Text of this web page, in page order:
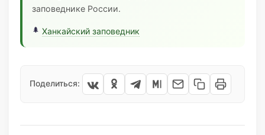
заповеднике России.
Ханкайский заповедник
Поделиться: